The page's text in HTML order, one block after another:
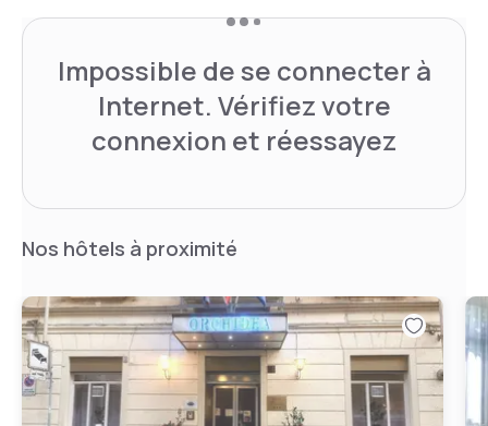
Impossible de se connecter à
Internet. Vérifiez votre
connexion et réessayez
Nos hôtels à proximité